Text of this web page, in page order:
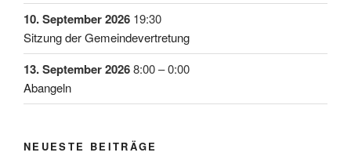
10. September 2026 19:30
Sitzung der Gemeindevertretung
13. September 20268:00–0:00
Abangeln
NEUESTE BEITRÄGE